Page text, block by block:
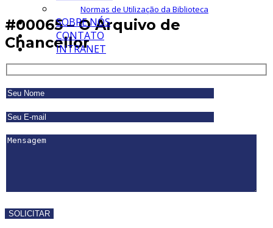
Normas de Utilização da Biblioteca
SOBRE NÓS
CONTATO
INTRANET
#00065 – O Arquivo de
Chancellor